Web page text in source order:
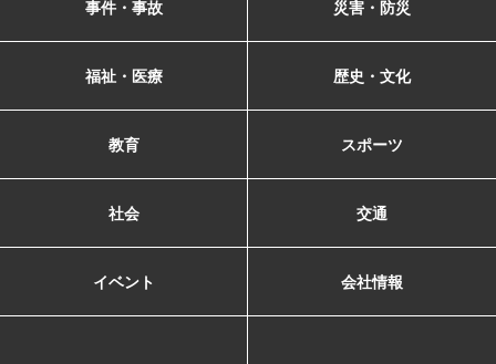
事件・事故 災害・防災
福祉・医療 歴史・文化
教育 スポーツ
社会 交通
イベント 会社情報